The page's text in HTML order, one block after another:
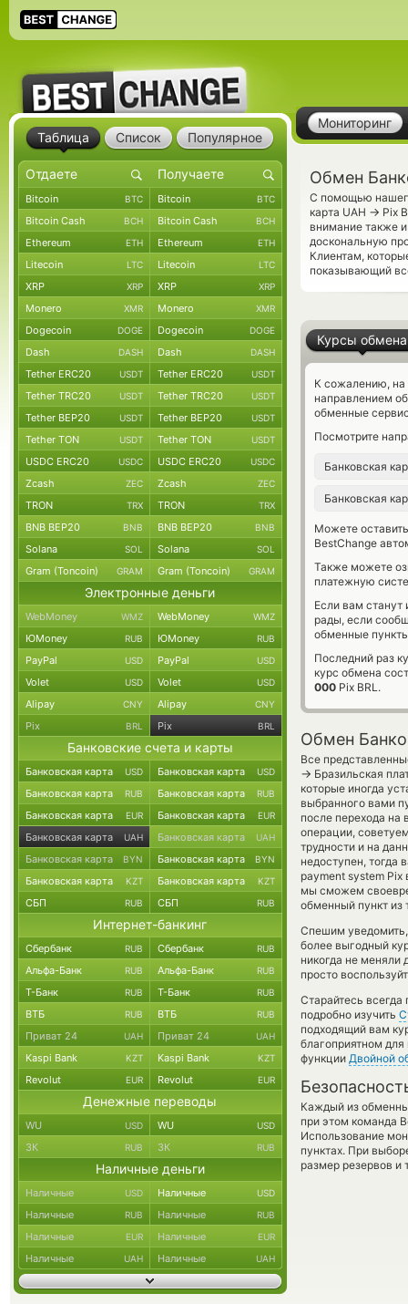
Мониторинг
Обмен
С помощью
карта UAH → Pix
внимание также
доскональную
Клиентам,
показывающий
Курсы обмена
К сожалению, на
направлением
обменные
Посмотрите
Банковская
Банковская
Можете
BestChange
Также можете
платежную
Если вам
рады, если
обменные
Последний раз
курс обмена
000 Pix BRL.
Обмен
Все
→ Бразильская
которые иногда
выбранного вами
после перехода
операции,
трудности и на
недоступен, тогда
payment system
мы сможем
обменный пункт из
Спешим
более выгодный
никогда не
просто
Старайтесь
подробно изучить
подходящий вам
благоприятном
функции Двойной
Каждый из
при этом команда
Использование
пунктах. При
размер резервов и
Таблица Список Популярное
Bitcoin BTC Bitcoin BTC
Bitcoin Cash BCH Bitcoin Cash BCH
Ethereum ETH Ethereum ETH
Litecoin LTC Litecoin LTC
XRP XRP XRP XRP
Monero XMR Monero XMR
Dogecoin DOGE Dogecoin DOGE
Dash DASH Dash DASH
Tether ERC20 USDT Tether ERC20 USDT
Tether TRC20 USDT Tether TRC20 USDT
Tether BEP20 USDT Tether BEP20 USDT
Tether TON USDT Tether TON USDT
USDC ERC20 USDC USDC ERC20 USDC
Zcash ZEC Zcash ZEC
TRON TRX TRON TRX
BNB BEP20 BNB BNB BEP20 BNB
Solana SOL Solana SOL
Gram (Toncoin) GRAM Gram (Toncoin) GRAM
Электронные деньги
WebMoney WMZ WebMoney WMZ
ЮMoney RUB ЮMoney RUB
PayPal USD PayPal USD
Volet USD Volet USD
Alipay CNY Alipay CNY
Pix BRL Pix BRL
Банковские счета и карты
Банковская карта USD Банковская карта USD
Банковская карта RUB Банковская карта RUB
Банковская карта EUR Банковская карта EUR
Банковская карта UAH Банковская карта UAH
Банковская карта BYN Банковская карта BYN
Банковская карта KZT Банковская карта KZT
СБП RUB СБП RUB
Интернет-банкинг
Сбербанк RUB Сбербанк RUB
Альфа-Банк RUB Альфа-Банк RUB
Т-Банк RUB Т-Банк RUB
ВТБ RUB ВТБ RUB
Приват 24 UAH Приват 24 UAH
Kaspi Bank KZT Kaspi Bank KZT
Revolut EUR Revolut EUR
Денежные переводы
WU USD WU USD
ЗК RUB ЗК RUB
Наличные деньги
Наличные USD Наличные USD
Наличные RUB Наличные RUB
Наличные EUR Наличные EUR
Наличные UAH Наличные UAH